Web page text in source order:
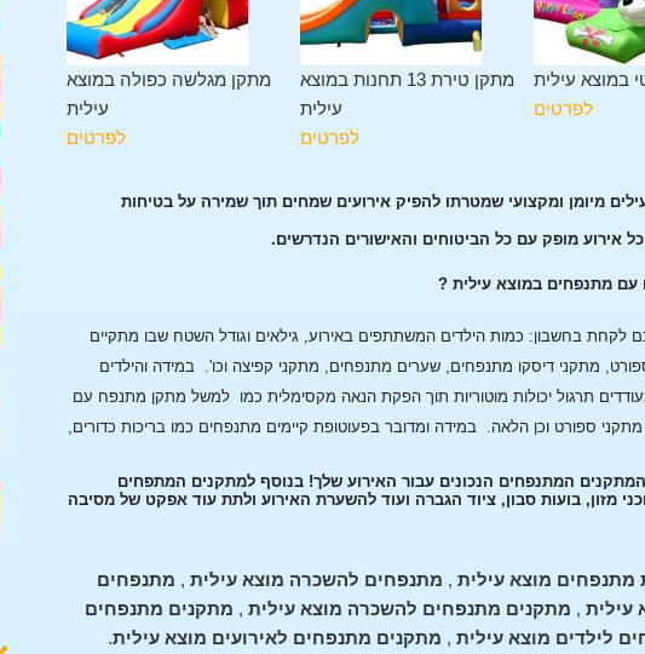
מתקן מגלשה כפולה במוצא
עילית
לפרטים
מתקן טירת 13 תחנות במוצא
עילית
לפרטים
במוצא עילית
לפרטים
מיומן ומקצועי שמטרתו להפיק אירועים שמחים תוך שמירה על בטיחות
אירוע מופק עם כל הביטוחים והאישורים הנדרשים.
עם מתנפחים במוצא עילית ?
בחשבון: כמות הילדים המשתתפים באירוע, גילאים וגודל השטח שבו מתקיים
מתקני דיסקו מתנפחים, שערים מתנפחים, מתקני קפיצה וכו'. במידה והילדים
תרגול יכולות מוטוריות תוך הפקת הנאה מקסימלית כמו למשל מתקן מתנפח עם
ספורט וכן הלאה. במידה ומדובר בפעוטופת קיימים מתנפחים כמו בריכות כדורים,
המתקנים המתנפחים הנכונים עבור האירוע שלך! בנוסף למתקנים המתפחים
מזון, בועות סבון, ציוד הגברה ועוד להשערת האירוע ולתת עוד אפקט של מסיבה
מתנפחים מוצא עילית , מתנפחים להשכרה מוצא עילית , מתנפחים
עילית , מתקנים מתנפחים להשכרה מוצא עילית , מתקנים מתנפחים
לילדים מוצא עילית , מתקנים מתנפחים לאירועים מוצא עילית.